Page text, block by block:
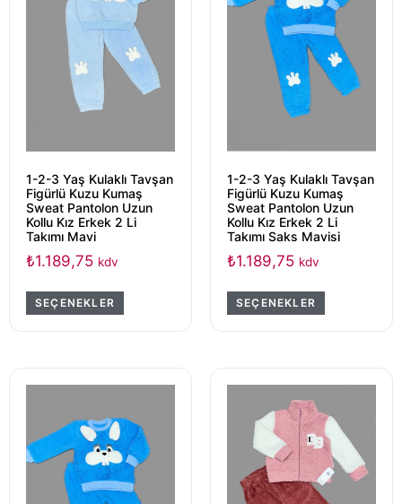
1-2-3 Yaş Kulaklı Tavşan
Figürlü Kuzu Kumaş
Sweat Pantolon Uzun
Kollu Kız Erkek 2 Li
Takımı Mavi
₺1.189,75 kdv
SEÇENEKLER
1-2-3 Yaş Kulaklı Tavşan
Figürlü Kuzu Kumaş
Sweat Pantolon Uzun
Kollu Kız Erkek 2 Li
Takımı Saks Mavisi
₺1.189,75 kdv
SEÇENEKLER